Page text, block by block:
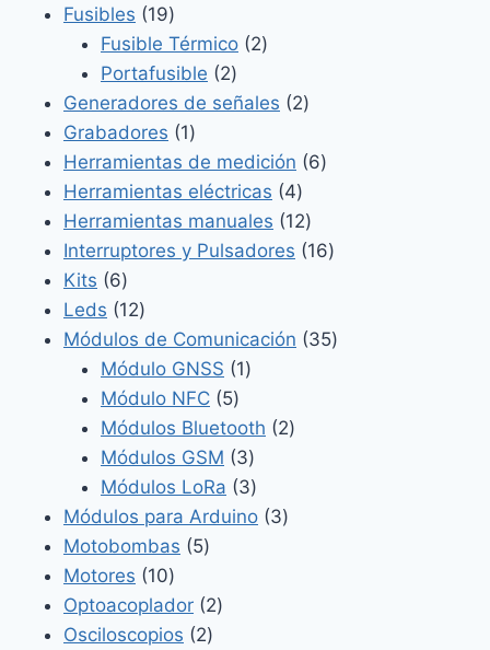
Fusibles 1919
productos
Fusible Térmico 22
Portafusible 22
productos
Generadores de señales 22
Grabadores 11
producto
Herramientas de medición 66
Herramientas eléctricas 44
productos
Herramientas manuales 1212
productos
Interruptores y Pulsadores 1616
Kits 66
productos
Leds 1212
productos
Módulos de Comunicación 3535
Módulo GNSS 11
Módulo NFC 55
productos
Módulos Bluetooth 22
Módulos GSM 33
productos
Módulos LoRa 33
productos
Módulos para Arduino 33
Motobombas 55
Motores 1010
productos
Optoacoplador 22
Osciloscopios 22